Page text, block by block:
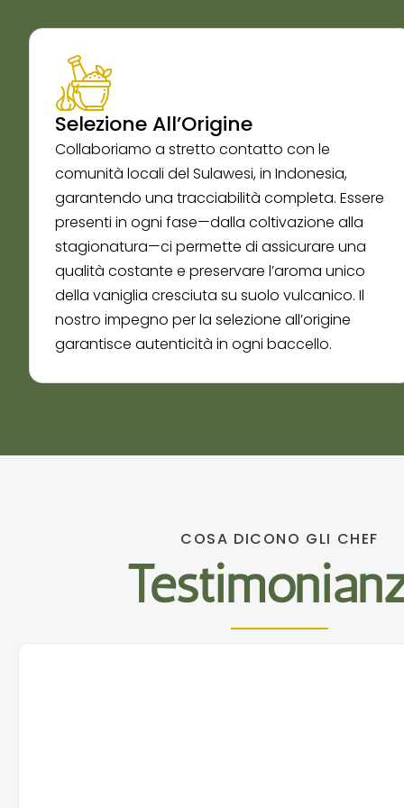
Selezione All’Origine
Collaboriamo a stretto contatto con le
comunità locali del Sulawesi, in Indonesia,
garantendo una tracciabilità completa. Essere
presenti in ogni fase—dalla coltivazione alla
stagionatura—ci permette di assicurare una
qualità costante e preservare l’aroma unico
della vaniglia cresciuta su suolo vulcanico. Il
nostro impegno per la selezione all’origine
garantisce autenticità in ogni baccello.
COSA DICONO GLI CHEF